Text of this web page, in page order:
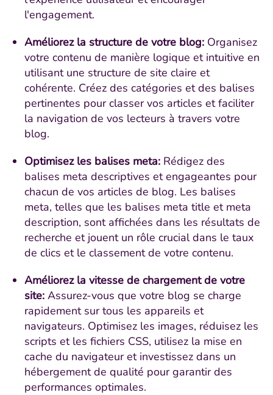
l'engagement.
Améliorez la structure de votre blog: Organisez
votre contenu de manière logique et intuitive en
utilisant une structure de site claire et
cohérente. Créez des catégories et des balises
pertinentes pour classer vos articles et faciliter
la navigation de vos lecteurs à travers votre
blog.
Optimisez les balises meta: Rédigez des
balises meta descriptives et engageantes pour
chacun de vos articles de blog. Les balises
meta, telles que les balises meta title et meta
description, sont affichées dans les résultats de
recherche et jouent un rôle crucial dans le taux
de clics et le classement de votre contenu.
Améliorez la vitesse de chargement de votre
site: Assurez-vous que votre blog se charge
rapidement sur tous les appareils et
navigateurs. Optimisez les images, réduisez les
scripts et les fichiers CSS, utilisez la mise en
cache du navigateur et investissez dans un
hébergement de qualité pour garantir des
performances optimales.